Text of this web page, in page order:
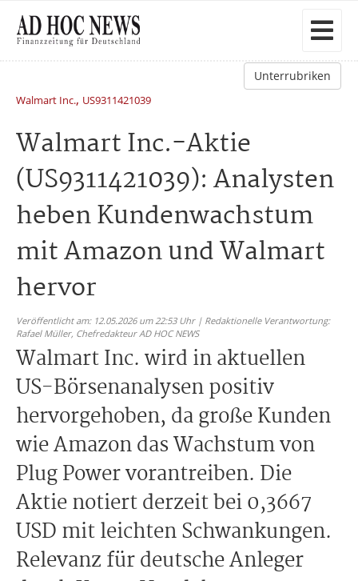
Unterrubriken
Walmart Inc., US9311421039
Walmart Inc.-Aktie
(US9311421039): Analysten
heben Kundenwachstum
mit Amazon und Walmart
hervor
Veröffentlicht am: 12.05.2026 um 22:53 Uhr | Redaktionelle Verantwortung:
Rafael Müller, Chefredakteur AD HOC NEWS
Walmart Inc. wird in aktuellen
US-Börsenanalysen positiv
hervorgehoben, da große Kunden
wie Amazon das Wachstum von
Plug Power vorantreiben. Die
Aktie notiert derzeit bei 0,3667
USD mit leichten Schwankungen.
Relevanz für deutsche Anleger